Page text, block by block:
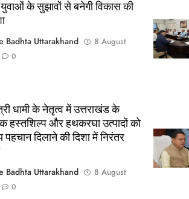
के सुझावों से बनेगी विकास की
Badhta Uttarakhand
8 August
0
धामी के नेतृत्व में उत्तराखंड के
हस्तशिल्प और हथकरघा उत्पादों को
पहचान दिलाने की दिशा में निरंतर
Badhta Uttarakhand
8 August
0